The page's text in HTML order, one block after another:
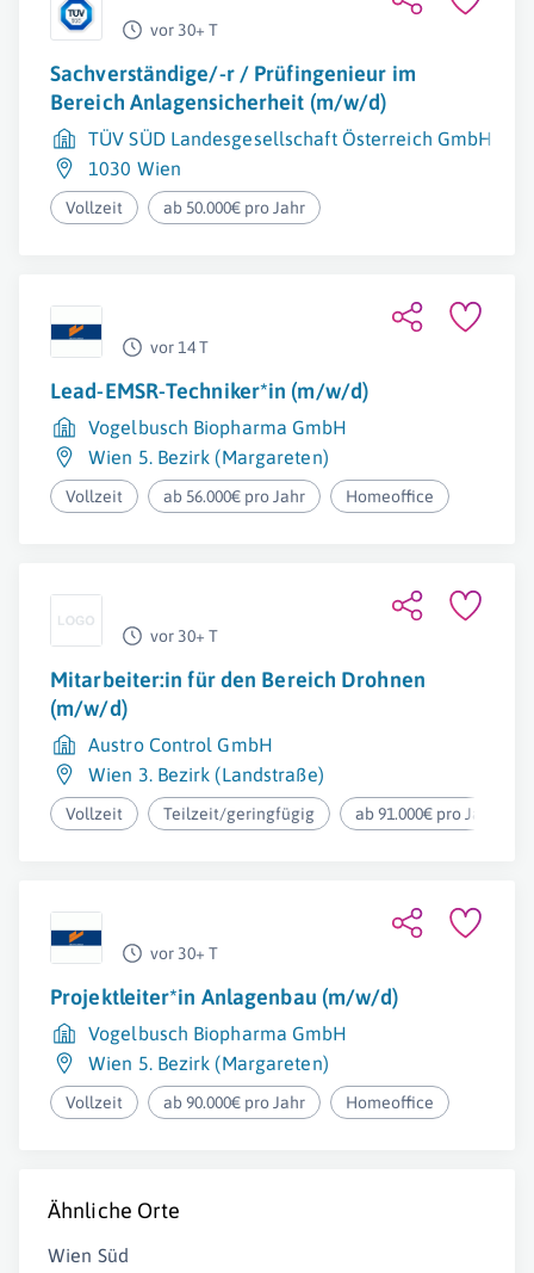
vor 30+ T
Sachverständige/-r / Prüfingenieur im
Bereich Anlagensicherheit (m/w/d)
TÜV SÜD Landesgesellschaft Österreich GmbH
1030 Wien
Vollzeit ab 50.000€ pro Jahr
vor 14 T
Lead-EMSR-Techniker*in (m/w/d)
Vogelbusch Biopharma GmbH
Wien 5. Bezirk (Margareten)
Vollzeit ab 56.000€ pro Jahr Homeoffice
vor 30+ T
Mitarbeiter:in für den Bereich Drohnen
(m/w/d)
Austro Control GmbH
Wien 3. Bezirk (Landstraße)
Vollzeit Teilzeit/geringfügig ab 91.000€ pro Jahr
vor 30+ T
Projektleiter*in Anlagenbau (m/w/d)
Vogelbusch Biopharma GmbH
Wien 5. Bezirk (Margareten)
Vollzeit ab 90.000€ pro Jahr Homeoffice
Ähnliche Orte
Wien Süd